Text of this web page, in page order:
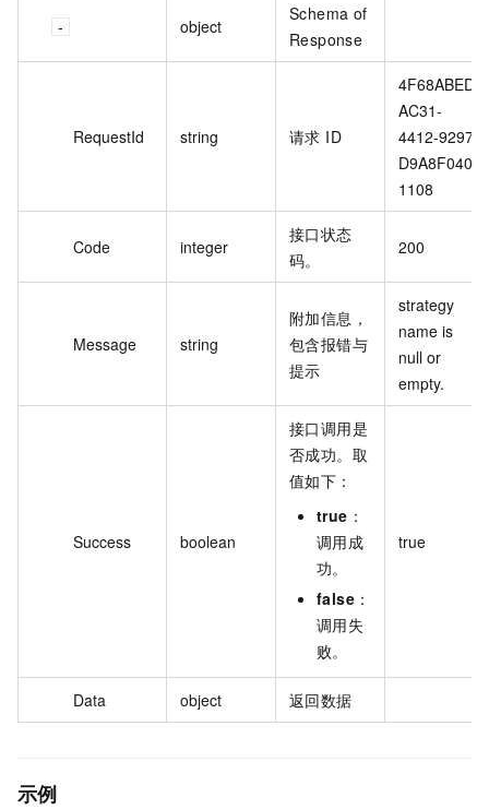
object
Schema of
Response
RequestId string 请求 ID
4F68ABED-
AC31-
4412-9297-
D9A8F040
1108
Code integer
接口状态
码。
200
Message string
附加信息，
包含报错与
提示
strategy
name is
null or
empty.
Success boolean
接口调用是
否成功。取
值如下：
true ：
调用成
功。
false ：
调用失
败。
true
Data object 返回数据
示例